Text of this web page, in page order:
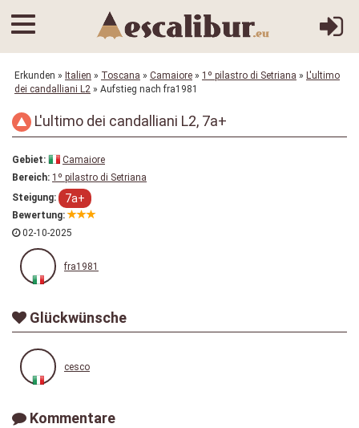
Erkunden » Italien » Toscana » Camaiore » 1º pilastro di Setriana » L'ultimo
dei candalliani L2 » Aufstieg nach fra1981
L'ultimo dei candalliani L2, 7a+
Gebiet:
Camaiore
Bereich: 1º pilastro di Setriana
Steigung:
7a+
Bewertung:
02-10-2025
fra1981
Glückwünsche
cesco
Kommentare